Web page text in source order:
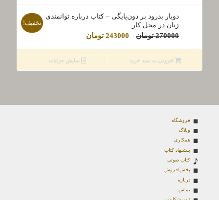
دوبار بدرود بر دون‌پایگی – کتاب درباره توانمندی
زنان در محل کار
270000 تومان
قیمت
270000 تومان
بود.
243000 تومانقیمت
243000 تومان
است.
تخفیف!
افزودن به سبد خرید نمایش جزئیات
فروشگاه
وبلاگ
همکاری
پیشنهاد کتاب
کتاب صوتی
پخش/فروش
درباره
تماس